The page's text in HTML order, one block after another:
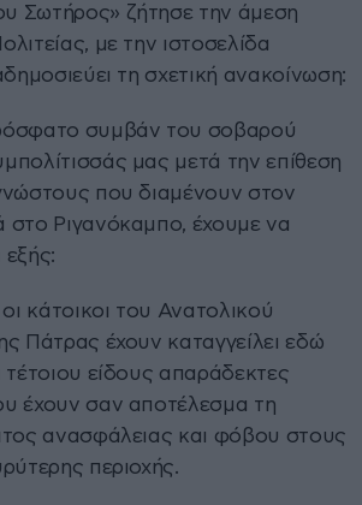
Σωτήρος» ζήτησε την άμεση
με την ιστοσελίδα
τη σχετική ανακοίνωση:
συμβάν του σοβαρού
μας μετά την επίθεση
που διαμένουν στον
στο Ριγανόκαμπο, έχουμε να
κάτοικοι του Ανατολικού
Πάτρας έχουν καταγγείλει εδώ
τέτοιου είδους απαράδεκτες
έχουν σαν αποτέλεσμα τη
ανασφάλειας και φόβου στους
περιοχής.